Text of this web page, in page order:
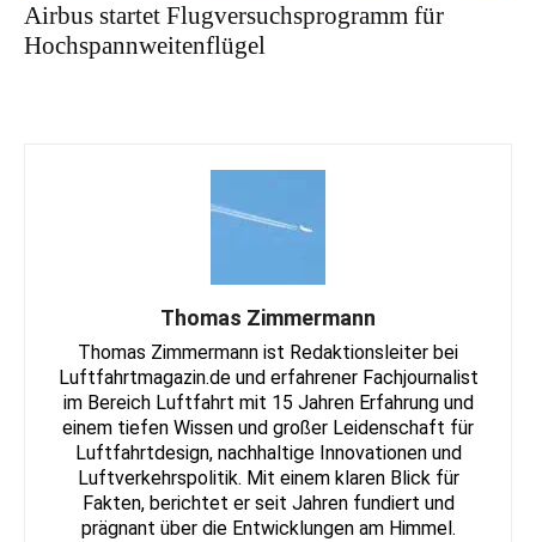
Airbus startet Flugversuchsprogramm für
Hochspannweitenflügel
Thomas Zimmermann
Thomas Zimmermann ist Redaktionsleiter bei
Luftfahrtmagazin.de und erfahrener Fachjournalist
im Bereich Luftfahrt mit 15 Jahren Erfahrung und
einem tiefen Wissen und großer Leidenschaft für
Luftfahrtdesign, nachhaltige Innovationen und
Luftverkehrspolitik. Mit einem klaren Blick für
Fakten, berichtet er seit Jahren fundiert und
prägnant über die Entwicklungen am Himmel.